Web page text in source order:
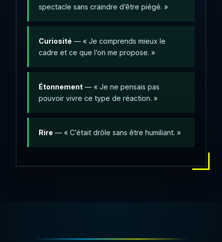
spectacle sans craindre d’être piégé. »
Curiosité — « Je comprends mieux le
cadre et ce que l’on me propose. »
Étonnement — « Je ne pensais pas
pouvoir vivre ce type de réaction. »
Rire — « C’était drôle sans être humiliant. »